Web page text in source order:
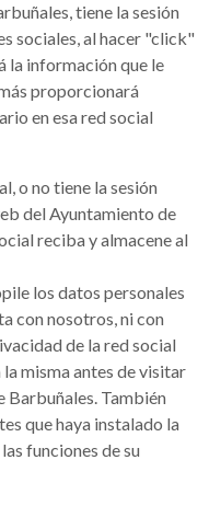
tiene la sesión
sociales, al hacer "click"
la información que le
proporcionará
en esa red social
o no tiene la sesión
del Ayuntamiento de
reciba y almacene al
los datos personales
con nosotros, ni con
de la red social
misma antes de visitar
Barbuñales. También
que haya instalado la
funciones de su